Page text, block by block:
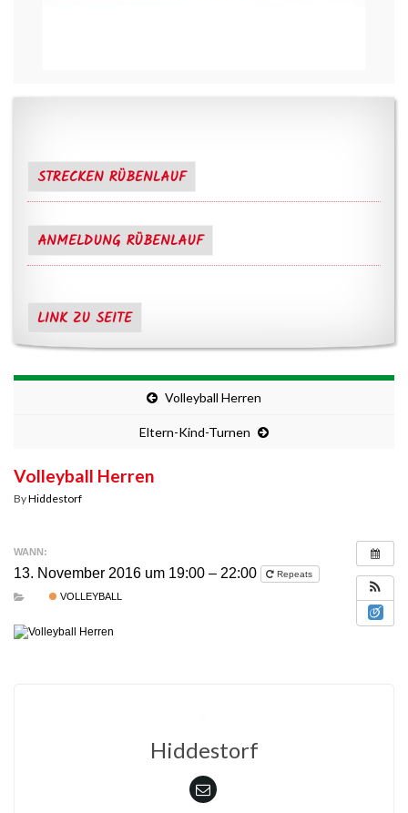
STRECKEN RÜBENLAUF
ANMELDUNG RÜBENLAUF
LINK ZU SEITE
Volleyball Herren
Eltern-Kind-Turnen
Volleyball Herren
ByHiddestorf
WANN:
13. November 2016 um 19:00 – 22:00 Repeats
VOLLEYBALL
Hiddestorf